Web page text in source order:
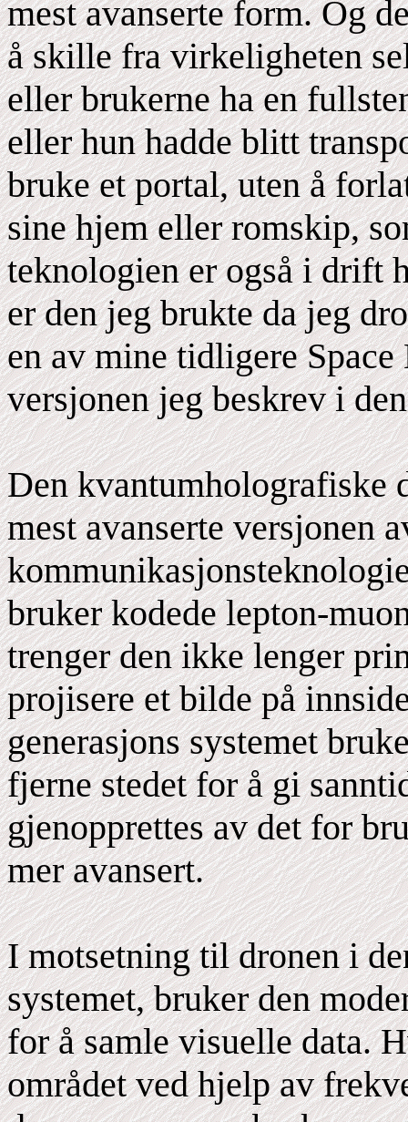
mest avanserte form. Og
å skille fra virkeligheten
eller brukerne ha en
eller hun hadde blitt
bruke et portal, uten å
sine hjem eller romskip,
teknologien er også i drift
er den jeg brukte da jeg
en av mine tidligere
versjonen jeg beskrev i
Den kvantumholografiske
mest avanserte versjonen
bruker kodede lepton-
trenger den ikke lenger
projisere et bilde på
generasjons systemet
fjerne stedet for å gi
gjenopprettes av det for
mer avansert.
I motsetning til dronen i
systemet, bruker den
for å samle visuelle data.
området ved hjelp av